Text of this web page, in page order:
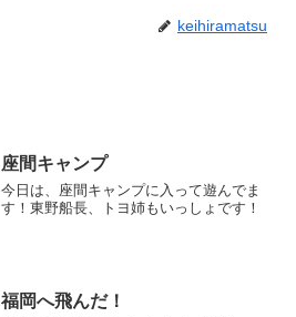
keihiramatsu
座間キャンプ
今日は、座間キャンプに入って遊んでま
す！東野船長、トヨ姉もいっしょです！
福岡へ飛んだ！